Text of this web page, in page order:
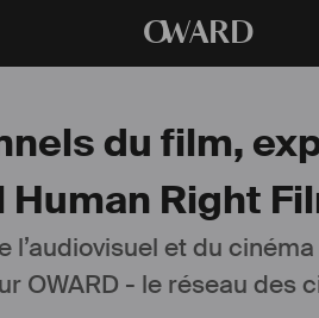
OWARD
du film,
Right
l’audiovisuel et du
OWARD - le réseau des